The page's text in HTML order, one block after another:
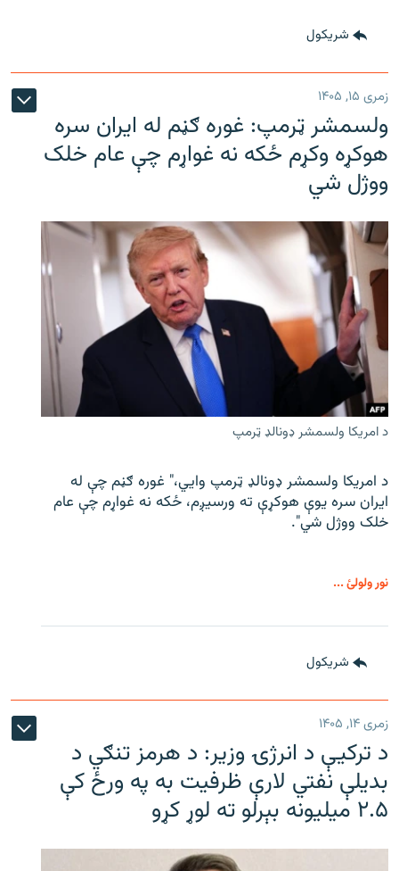
شريکول
زمری ۱۵, ۱۴۰۵
ولسمشر ټرمپ: غوره ګڼم له ایران سره
هوکړه وکړم ځکه نه غواړم چې عام خلک
ووژل شي
د امریکا ولسمشر ډونالډ ټرمپ
د امریکا ولسمشر ډونالډ ټرمپ وايي،" غوره ګڼم چې له
ایران سره یوې هوکړې ته ورسیږم، ځکه نه غواړم چې عام
خلک ووژل شي".
نور ولولئ ...
شريکول
زمری ۱۴, ۱۴۰۵
د ترکیې د انرژۍ وزیر: د هرمز تنګي د
بدیلې نفتي لارې ظرفیت به په ورځ کې
۲.۵ میلیونه بېرلو ته لوړ کړو